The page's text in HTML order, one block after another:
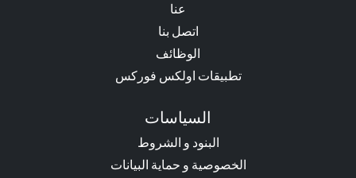
عنا
اتصل بنا
الوظائف
تطبيقات اولكس فوركس
السياسات
البنود و الشروط
الخصوصية و حماية البيانات